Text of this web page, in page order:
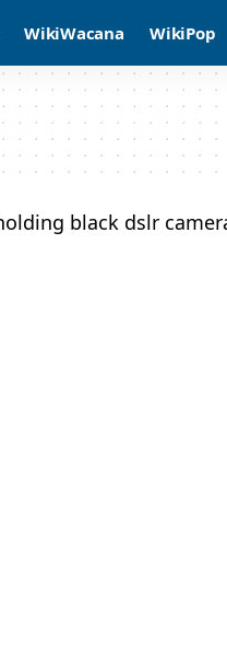
WikiWacana WikiPop